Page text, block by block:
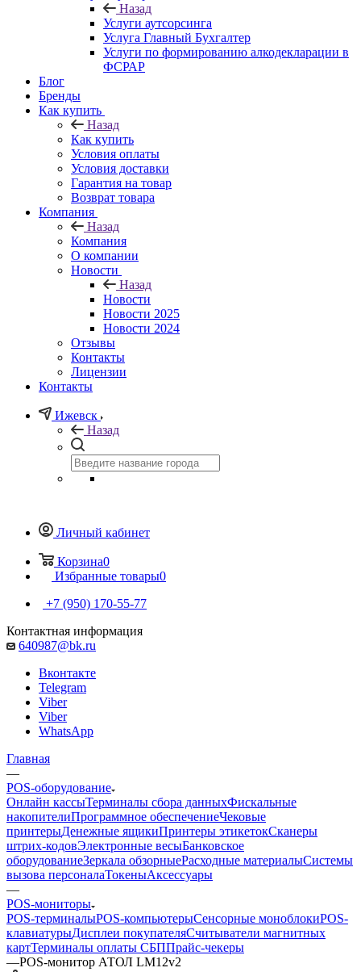
Назад
Услуги аутсорсинга
Услуга Главный Бухгалтер
Услуги по формированию алкодекларации в
ФСРАР
Блог
Бренды
Как купить
Назад
Как купить
Условия оплаты
Условия доставки
Гарантия на товар
Возврат товара
Компания
Назад
Компания
О компании
Новости
Назад
Новости
Новости 2025
Новости 2024
Отзывы
Контакты
Лицензии
Контакты
Ижевск
Назад
Личный кабинет
Корзина0
Избранные товары0
+7 (950) 170-55-77
Контактная информация
640987@bk.ru
Вконтакте
Telegram
Viber
Viber
WhatsApp
Главная
—
POS-оборудование
Онлайн кассыТерминалы сбора данныхФискальные
накопителиПрограммное обеспечениеЧековые
принтерыДенежные ящикиПринтеры этикетокСканеры
штрих-кодовЭлектронные весыБанковское
оборудованиеЗеркала обзорныеРасходные материалыСистемы
вызова персоналаТокеныАксессуары
—
POS-мониторы
POS-терминалыPOS-компьютерыСенсорные моноблокиPOS-
клавиатурыДисплеи покупателяСчитыватели магнитных
картТерминалы оплаты СБППрайс-чекеры
—POS-монитор АТОЛ LM12v2